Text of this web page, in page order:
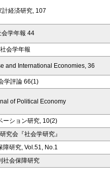
計経済研究, 107
会学年報 44
社会学年報
and International Economies, 36
学評論 66(1)
of Political Economy
ーション研究, 10(2)
究会『社会学研究』
障研究, Vol.51, No.1
社会保障研究